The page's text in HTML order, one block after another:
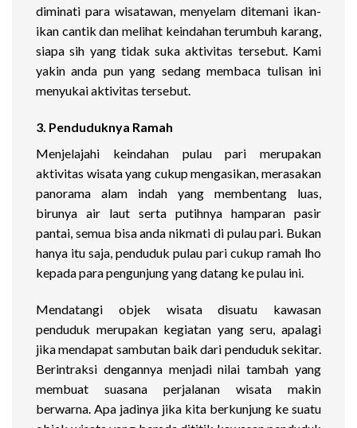
diminati para wisatawan, menyelam ditemani ikan-
ikan cantik dan melihat keindahan terumbuh karang,
siapa sih yang tidak suka aktivitas tersebut. Kami
yakin anda pun yang sedang membaca tulisan ini
menyukai aktivitas tersebut.
3. Penduduknya Ramah
Menjelajahi keindahan pulau pari merupakan
aktivitas wisata yang cukup mengasikan, merasakan
panorama alam indah yang membentang luas,
birunya air laut serta putihnya hamparan pasir
pantai, semua bisa anda nikmati di pulau pari. Bukan
hanya itu saja, penduduk pulau pari cukup ramah lho
kepada para pengunjung yang datang ke pulau ini.
Mendatangi objek wisata disuatu kawasan
penduduk merupakan kegiatan yang seru, apalagi
jika mendapat sambutan baik dari penduduk sekitar.
Berintraksi dengannya menjadi nilai tambah yang
membuat suasana perjalanan wisata makin
berwarna. Apa jadinya jika kita berkunjung ke suatu